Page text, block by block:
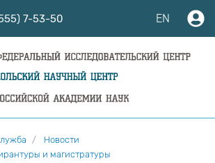
7-53-50 EN
Новости
и магистратуры